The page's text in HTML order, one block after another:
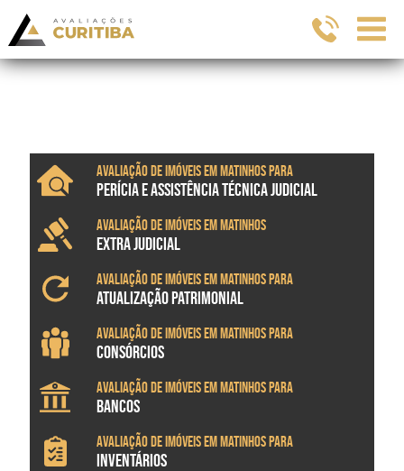
Avaliação de imóveis em Matinhos para
PERÍCIA E ASSISTÊNCIA TÉCNICA JUDICIAL
Avaliação de imóveis em Matinhos
EXTRA JUDICIAL
Avaliação de imóveis em Matinhos para
ATUALIZAÇÃO PATRIMONIAL
Avaliação de imóveis em Matinhos para
CONSÓRCIOS
Avaliação de imóveis em Matinhos para
BANCOS
Avaliação de imóveis em Matinhos para
INVENTÁRIOS